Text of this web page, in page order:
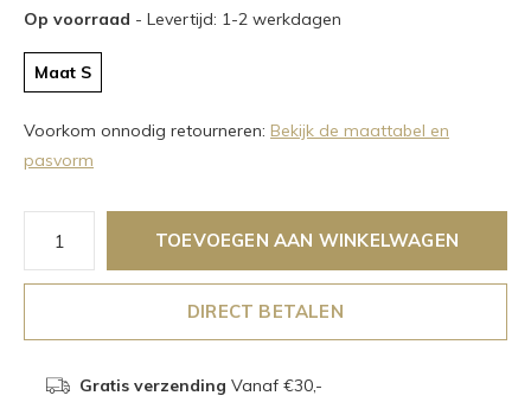
Op voorraad - Levertijd: 1-2 werkdagen
Maat S
Voorkom onnodig retourneren: Bekijk de maattabel en
pasvorm
TOEVOEGEN AAN WINKELWAGEN
DIRECT BETALEN
Gratis verzending Vanaf €30,-